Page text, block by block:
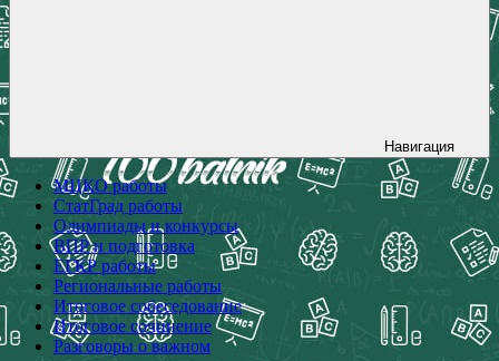
Навигация
МЦКО работы
СтатГрад работы
Олимпиады и конкурсы
ВПР и подготовка
ЕГКР работы
Региональные работы
Итоговое собеседование
Итоговое сочинение
Разговоры о важном